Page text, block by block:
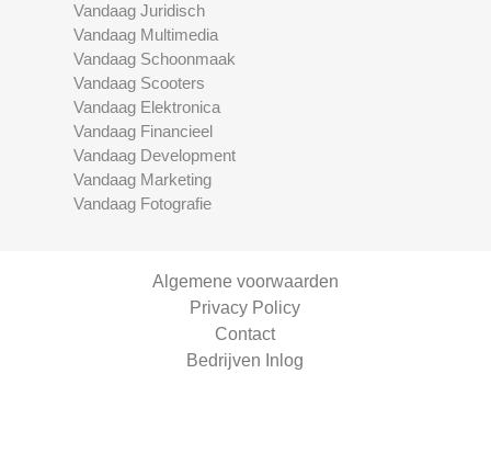
Vandaag Juridisch
Vandaag Multimedia
Vandaag Schoonmaak
Vandaag Scooters
Vandaag Elektronica
Vandaag Financieel
Vandaag Development
Vandaag Marketing
Vandaag Fotografie
Algemene voorwaarden
Privacy Policy
Contact
Bedrijven Inlog